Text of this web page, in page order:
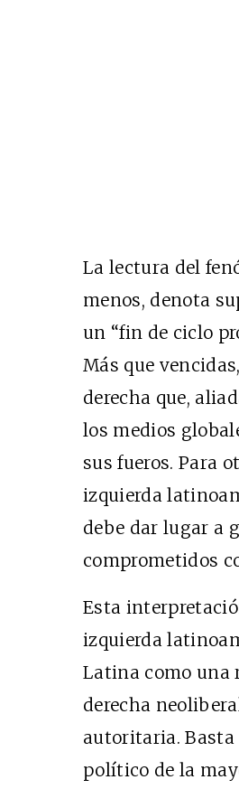
La lectura del
menos, denota
un “fin de ciclo
Más que
derecha que,
los medios
sus fueros. Para
izquierda
debe dar lugar a
comprometidos
Esta
izquierda
Latina como una
derecha
autoritaria.
político de la